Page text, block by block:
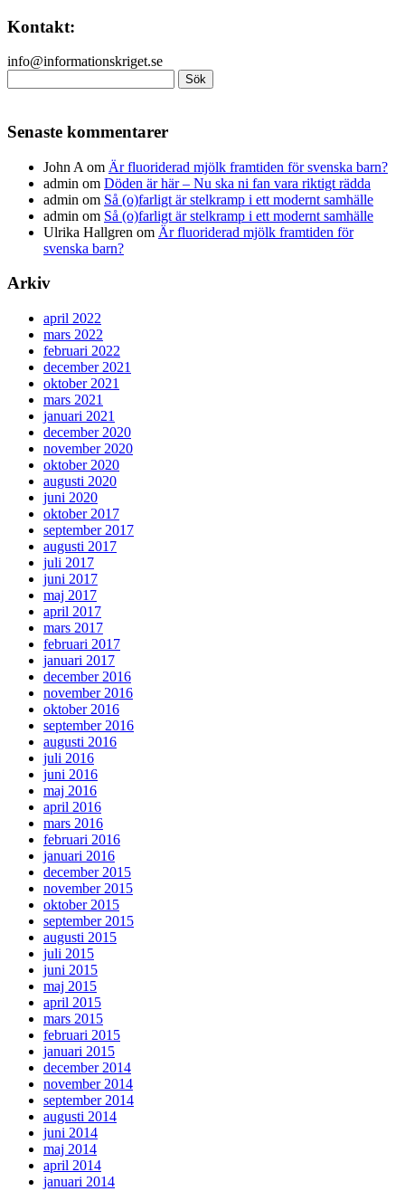
Kontakt:
info@informationskriget.se
efter:
Senaste kommentarer
John A om Är fluoriderad mjölk framtiden för svenska barn?
admin om Döden är här – Nu ska ni fan vara riktigt rädda
admin om Så (o)farligt är stelkramp i ett modernt samhälle
admin om Så (o)farligt är stelkramp i ett modernt samhälle
Ulrika Hallgren om Är fluoriderad mjölk framtiden för
svenska barn?
Arkiv
april 2022
mars 2022
februari 2022
december 2021
oktober 2021
mars 2021
januari 2021
december 2020
november 2020
oktober 2020
augusti 2020
juni 2020
oktober 2017
september 2017
augusti 2017
juli 2017
juni 2017
maj 2017
april 2017
mars 2017
februari 2017
januari 2017
december 2016
november 2016
oktober 2016
september 2016
augusti 2016
juli 2016
juni 2016
maj 2016
april 2016
mars 2016
februari 2016
januari 2016
december 2015
november 2015
oktober 2015
september 2015
augusti 2015
juli 2015
juni 2015
maj 2015
april 2015
mars 2015
februari 2015
januari 2015
december 2014
november 2014
september 2014
augusti 2014
juni 2014
maj 2014
april 2014
januari 2014